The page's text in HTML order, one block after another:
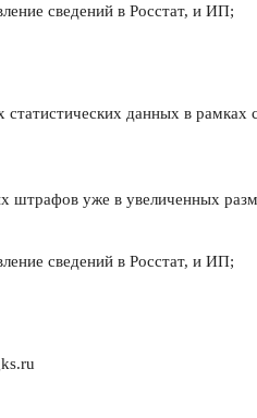
сведений в Росстат, и ИП;
данных в рамках
штрафов уже в увеличенных
сведений в Росстат, и ИП;